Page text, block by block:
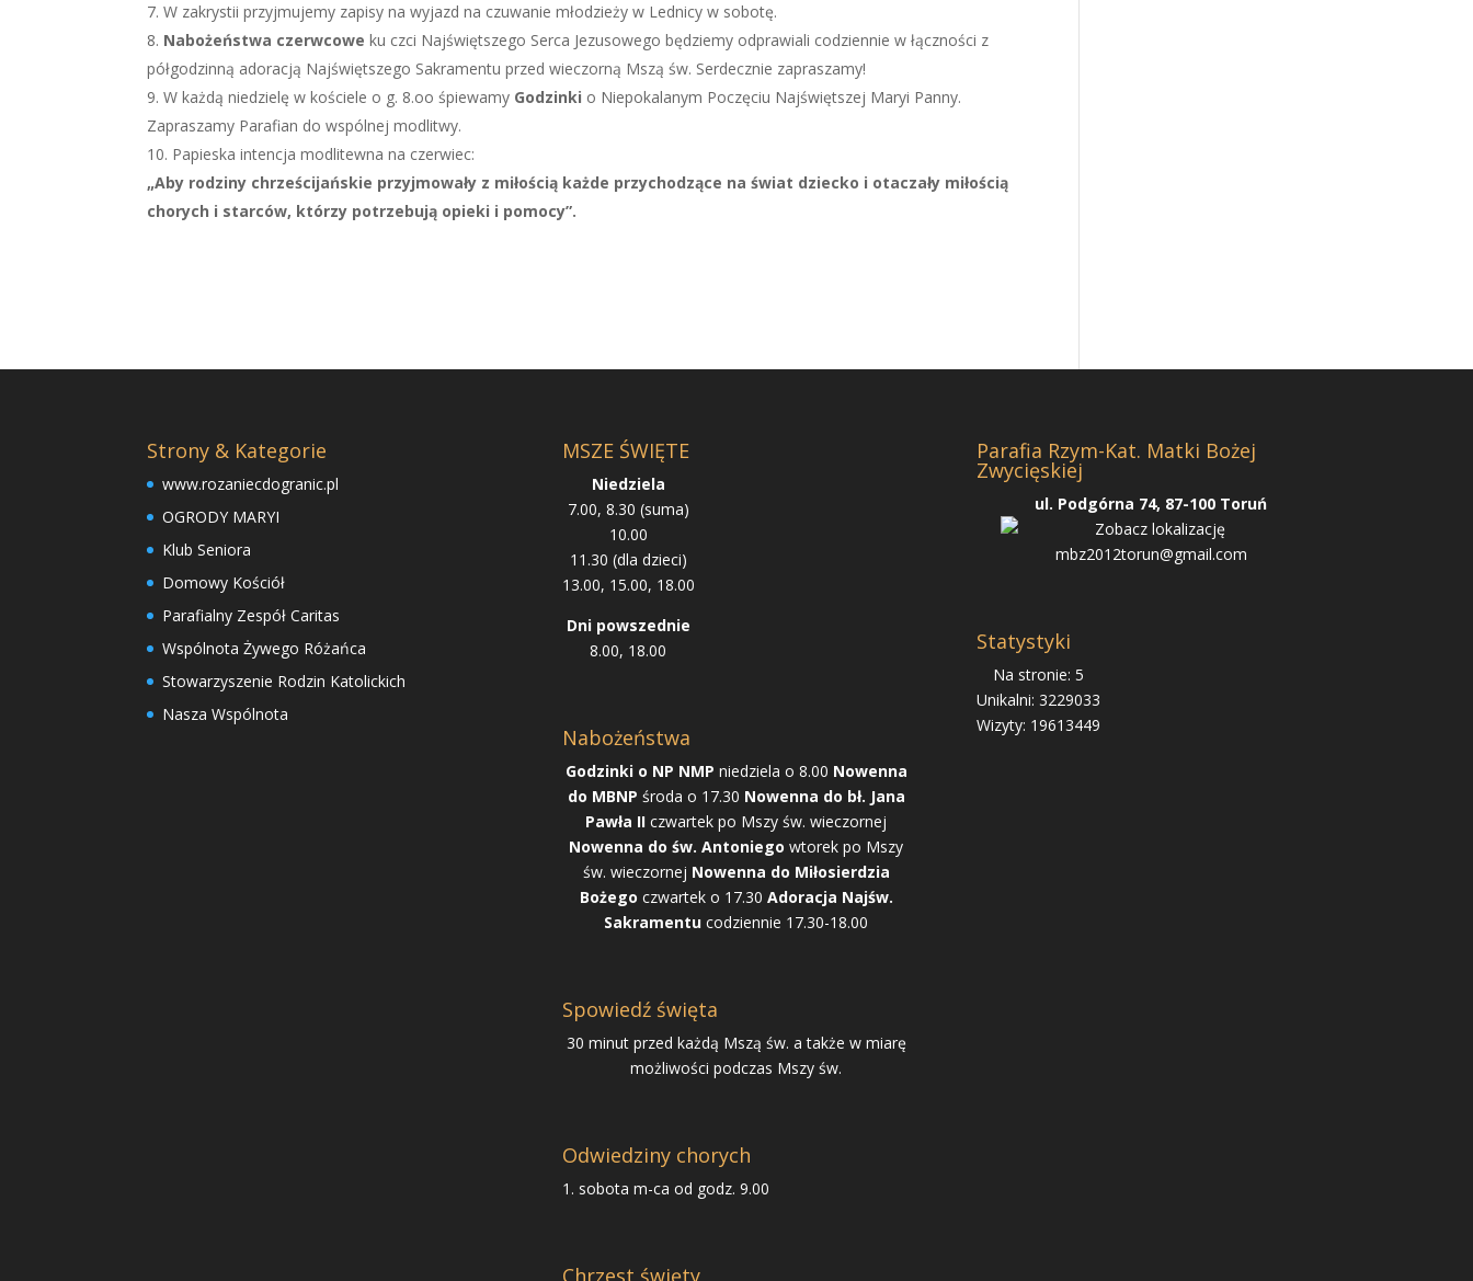
W zakrystii przyjmujemy zapisy na wyjazd na czuwanie młodzieży w Lednicy w sobotę.
Nabożeństwa czerwcowe ku czci Najświętszego Serca Jezusowego będziemy odprawiali codziennie w łączności z
półgodzinną adoracją Najświętszego Sakramentu przed wieczorną Mszą św. Serdecznie zapraszamy!
W każdą niedzielę w kościele o g. 8.oo śpiewamy Godzinki o Niepokalanym Poczęciu Najświętszej Maryi Panny.
Zapraszamy Parafian do wspólnej modlitwy.
Papieska intencja modlitewna na czerwiec:
„Aby rodziny chrześcijańskie przyjmowały z miłością każde przychodzące na świat dziecko i otaczały miłością
chorych i starców, którzy potrzebują opieki i pomocy”.
Strony & Kategorie
www.rozaniecdogranic.pl
OGRODY MARYI
Klub Seniora
Domowy Kościół
Parafialny Zespół Caritas
Wspólnota Żywego Różańca
Stowarzyszenie Rodzin Katolickich
Nasza Wspólnota
MSZE ŚWIĘTE
Niedziela
7.00, 8.30 (suma)
10.00
11.30 (dla dzieci)
13.00, 15.00, 18.00
Dni powszednie
8.00, 18.00
Nabożeństwa
Godzinki o NP NMP niedziela o 8.00 Nowenna
do MBNP środa o 17.30 Nowenna do bł. Jana
Pawła IIczwartek po Mszy św. wieczornej
Nowenna do św. Antoniegowtorek po Mszy
św. wieczornej Nowenna do Miłosierdzia
Bożego czwartek o 17.30 Adoracja Najśw.
Sakramentucodziennie 17.30-18.00
Spowiedź święta
30 minut przed każdą Mszą św. a także w miarę
możliwości podczas Mszy św.
Odwiedziny chorych
1. sobota m-ca od godz. 9.00
Chrzest święty
Parafia Rzym-Kat. Matki Bożej
Zwycięskiej
ul. Podgórna 74, 87-100 Toruń
mbz2012torun@gmail.com
Statystyki
Na stronie: 5
Unikalni: 3229033
Wizyty: 19613449